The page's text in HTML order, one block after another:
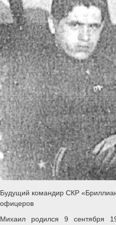
Будущий командир СКР
офицеров
Михаил родился 9 сентября